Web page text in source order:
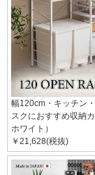
幅120cm・キッチン
スクにおすすめ収納
ホワイト）
￥21,628(税抜)